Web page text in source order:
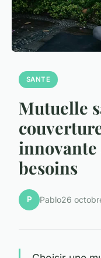
SANTE
Mutuelle
innovante
besoins
P Pablo26